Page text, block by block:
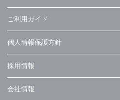
ご利用ガイド
個人情報保護方針
採用情報
会社情報